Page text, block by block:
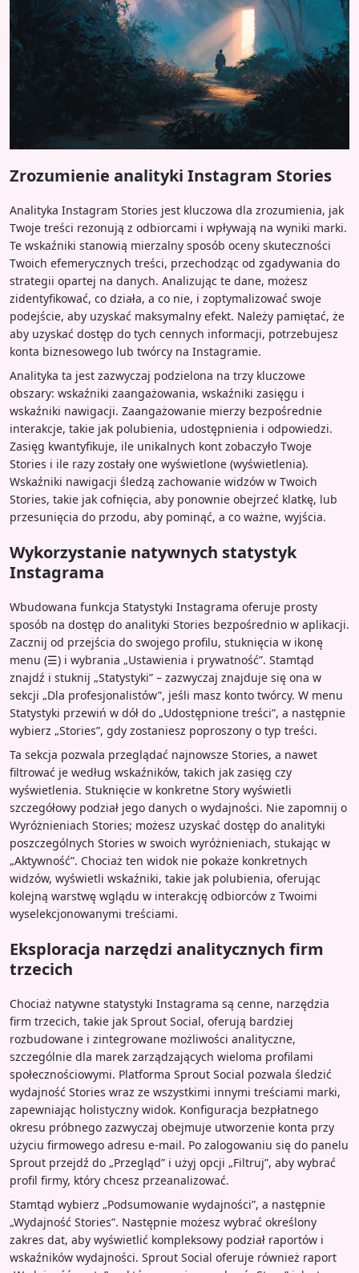
Zrozumienie analityki Instagram Stories
Analityka Instagram Stories jest kluczowa dla zrozumienia, jak
Twoje treści rezonują z odbiorcami i wpływają na wyniki marki.
Te wskaźniki stanowią mierzalny sposób oceny skuteczności
Twoich efemerycznych treści, przechodząc od zgadywania do
strategii opartej na danych. Analizując te dane, możesz
zidentyfikować, co działa, a co nie, i zoptymalizować swoje
podejście, aby uzyskać maksymalny efekt. Należy pamiętać, że
aby uzyskać dostęp do tych cennych informacji, potrzebujesz
konta biznesowego lub twórcy na Instagramie.
Analityka ta jest zazwyczaj podzielona na trzy kluczowe
obszary: wskaźniki zaangażowania, wskaźniki zasięgu i
wskaźniki nawigacji. Zaangażowanie mierzy bezpośrednie
interakcje, takie jak polubienia, udostępnienia i odpowiedzi.
Zasięg kwantyfikuje, ile unikalnych kont zobaczyło Twoje
Stories i ile razy zostały one wyświetlone (wyświetlenia).
Wskaźniki nawigacji śledzą zachowanie widzów w Twoich
Stories, takie jak cofnięcia, aby ponownie obejrzeć klatkę, lub
przesunięcia do przodu, aby pominąć, a co ważne, wyjścia.
Wykorzystanie natywnych statystyk
Instagrama
Wbudowana funkcja Statystyki Instagrama oferuje prosty
sposób na dostęp do analityki Stories bezpośrednio w aplikacji.
Zacznij od przejścia do swojego profilu, stuknięcia w ikonę
menu (☰) i wybrania „Ustawienia i prywatność”. Stamtąd
znajdź i stuknij „Statystyki” – zazwyczaj znajduje się ona w
sekcji „Dla profesjonalistów”, jeśli masz konto twórcy. W menu
Statystyki przewiń w dół do „Udostępnione treści”, a następnie
wybierz „Stories”, gdy zostaniesz poproszony o typ treści.
Ta sekcja pozwala przeglądać najnowsze Stories, a nawet
filtrować je według wskaźników, takich jak zasięg czy
wyświetlenia. Stuknięcie w konkretne Story wyświetli
szczegółowy podział jego danych o wydajności. Nie zapomnij o
Wyróżnieniach Stories; możesz uzyskać dostęp do analityki
poszczególnych Stories w swoich wyróżnieniach, stukając w
„Aktywność”. Chociaż ten widok nie pokaże konkretnych
widzów, wyświetli wskaźniki, takie jak polubienia, oferując
kolejną warstwę wglądu w interakcję odbiorców z Twoimi
wyselekcjonowanymi treściami.
Eksploracja narzędzi analitycznych firm
trzecich
Chociaż natywne statystyki Instagrama są cenne, narzędzia
firm trzecich, takie jak Sprout Social, oferują bardziej
rozbudowane i zintegrowane możliwości analityczne,
szczególnie dla marek zarządzających wieloma profilami
społecznościowymi. Platforma Sprout Social pozwala śledzić
wydajność Stories wraz ze wszystkimi innymi treściami marki,
zapewniając holistyczny widok. Konfiguracja bezpłatnego
okresu próbnego zazwyczaj obejmuje utworzenie konta przy
użyciu firmowego adresu e-mail. Po zalogowaniu się do panelu
Sprout przejdź do „Przegląd” i użyj opcji „Filtruj”, aby wybrać
profil firmy, który chcesz przeanalizować.
Stamtąd wybierz „Podsumowanie wydajności”, a następnie
„Wydajność Stories”. Następnie możesz wybrać określony
zakres dat, aby wyświetlić kompleksowy podział raportów i
wskaźników wydajności. Sprout Social oferuje również raport